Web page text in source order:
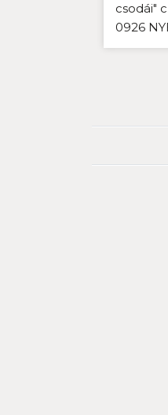
csodái"
0926